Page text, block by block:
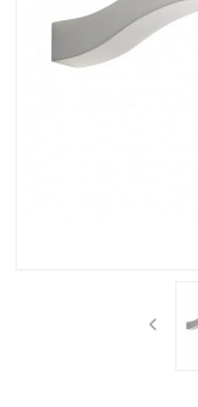
AKTUALNOSCI